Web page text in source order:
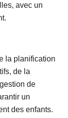
avec un
la planification
de la
de
un
des enfants.